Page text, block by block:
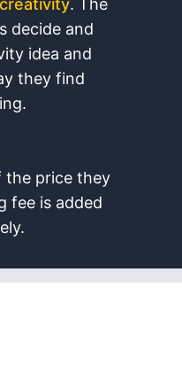
creativity. The
decide and
idea and
they find
the price they
fee is added